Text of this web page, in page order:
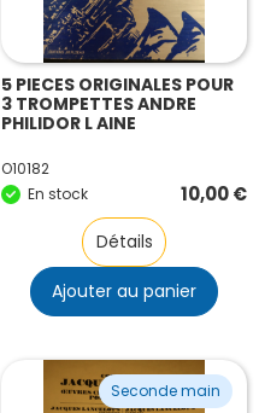
5 PIECES ORIGINALES POUR
3 TROMPETTES ANDRE
PHILIDOR L AINE
O10182
En stock
10,00€
Détails
Ajouter au panier
Seconde main